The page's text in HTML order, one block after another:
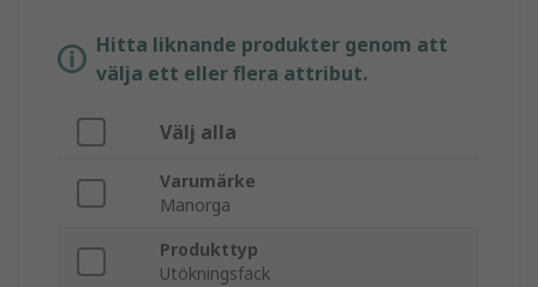
Hitta liknande produkter genom att
välja ett eller flera attribut.
Välj alla
Varumärke
Manorga
Produkttyp
Utökningsfack